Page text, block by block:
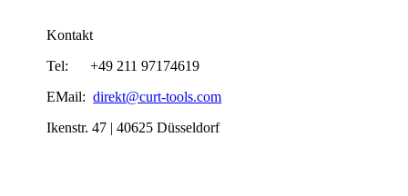
Kontakt
Tel: +49 211 97174619
EMail:direkt@curt-tools.com
Ikenstr. 47 | 40625 Düsseldorf